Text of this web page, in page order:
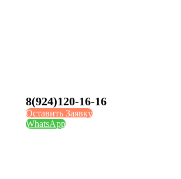
8(924)120-16-16
Оставить Заявку
WhatsApp